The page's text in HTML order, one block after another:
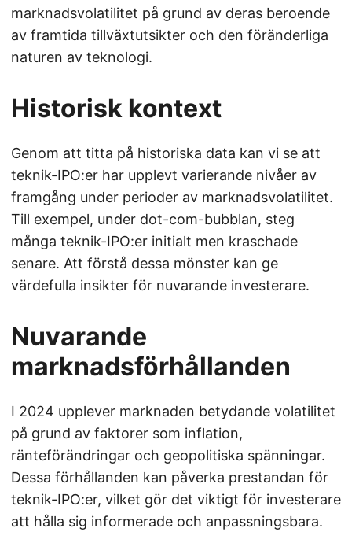
marknadsvolatilitet på grund av deras beroende
av framtida tillväxtutsikter och den föränderliga
naturen av teknologi.
Historisk kontext
Genom att titta på historiska data kan vi se att
teknik-IPO:er har upplevt varierande nivåer av
framgång under perioder av marknadsvolatilitet.
Till exempel, under dot-com-bubblan, steg
många teknik-IPO:er initialt men kraschade
senare. Att förstå dessa mönster kan ge
värdefulla insikter för nuvarande investerare.
Nuvarande
marknadsförhållanden
I 2024 upplever marknaden betydande volatilitet
på grund av faktorer som inflation,
ränteförändringar och geopolitiska spänningar.
Dessa förhållanden kan påverka prestandan för
teknik-IPO:er, vilket gör det viktigt för investerare
att hålla sig informerade och anpassningsbara.